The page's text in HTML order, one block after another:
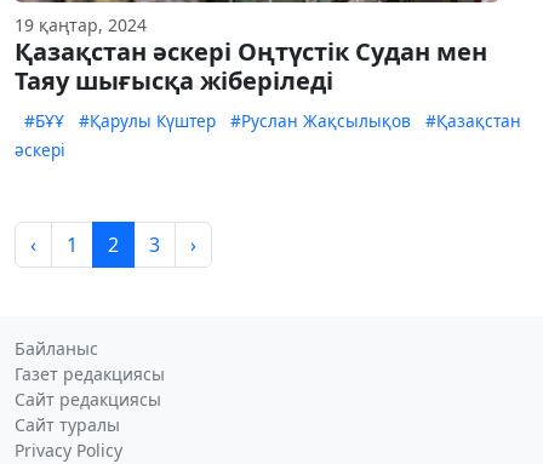
19 қаңтар, 2024
Қазақстан әскері Оңтүстік Судан мен
Таяу шығысқа жіберіледі
#БҰҰ #Қарулы Күштер #Руслан Жақсылықов
#Қазақстан
әскері
‹ 1 2 3 ›
Байланыс
Газет редакциясы
Сайт редакциясы
Сайт туралы
Privacy Policy